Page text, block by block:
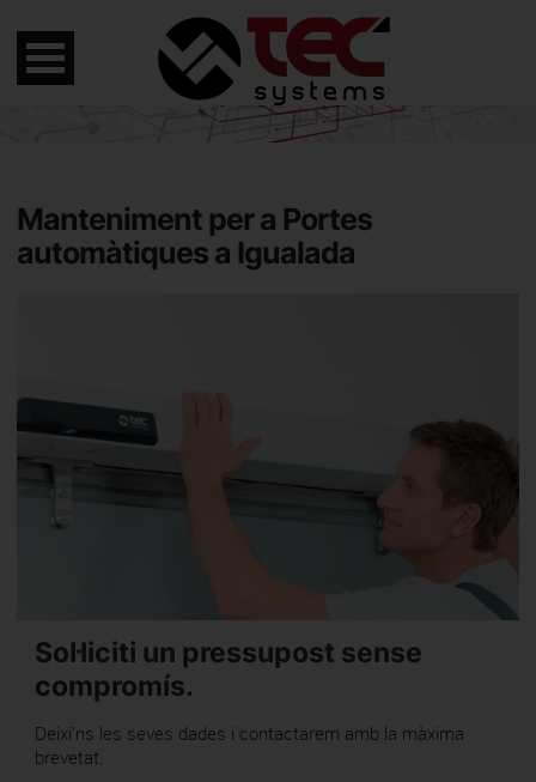
Manteniment per a Portes
automàtiques a Igualada
Sol·liciti un pressupost sense
compromís.
Deixi'ns les seves dades i contactarem amb la màxima
brevetat.